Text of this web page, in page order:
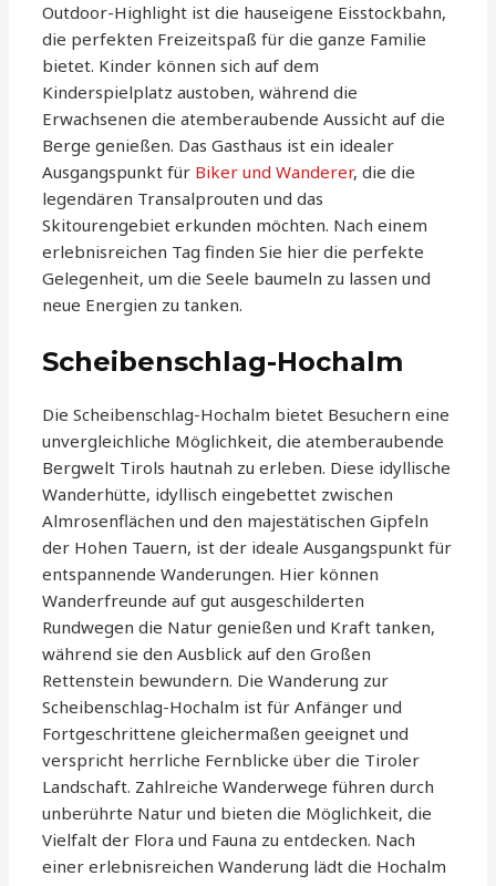
Outdoor-Highlight ist die hauseigene Eisstockbahn,
die perfekten Freizeitspaß für die ganze Familie
bietet. Kinder können sich auf dem
Kinderspielplatz austoben, während die
Erwachsenen die atemberaubende Aussicht auf die
Berge genießen. Das Gasthaus ist ein idealer
Ausgangspunkt für Biker und Wanderer, die die
legendären Transalprouten und das
Skitourengebiet erkunden möchten. Nach einem
erlebnisreichen Tag finden Sie hier die perfekte
Gelegenheit, um die Seele baumeln zu lassen und
neue Energien zu tanken.
Scheibenschlag-Hochalm
Die Scheibenschlag-Hochalm bietet Besuchern eine
unvergleichliche Möglichkeit, die atemberaubende
Bergwelt Tirols hautnah zu erleben. Diese idyllische
Wanderhütte, idyllisch eingebettet zwischen
Almrosenflächen und den majestätischen Gipfeln
der Hohen Tauern, ist der ideale Ausgangspunkt für
entspannende Wanderungen. Hier können
Wanderfreunde auf gut ausgeschilderten
Rundwegen die Natur genießen und Kraft tanken,
während sie den Ausblick auf den Großen
Rettenstein bewundern. Die Wanderung zur
Scheibenschlag-Hochalm ist für Anfänger und
Fortgeschrittene gleichermaßen geeignet und
verspricht herrliche Fernblicke über die Tiroler
Landschaft. Zahlreiche Wanderwege führen durch
unberührte Natur und bieten die Möglichkeit, die
Vielfalt der Flora und Fauna zu entdecken. Nach
einer erlebnisreichen Wanderung lädt die Hochalm